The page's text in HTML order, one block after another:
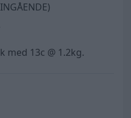
med 13c @ 1.2kg.